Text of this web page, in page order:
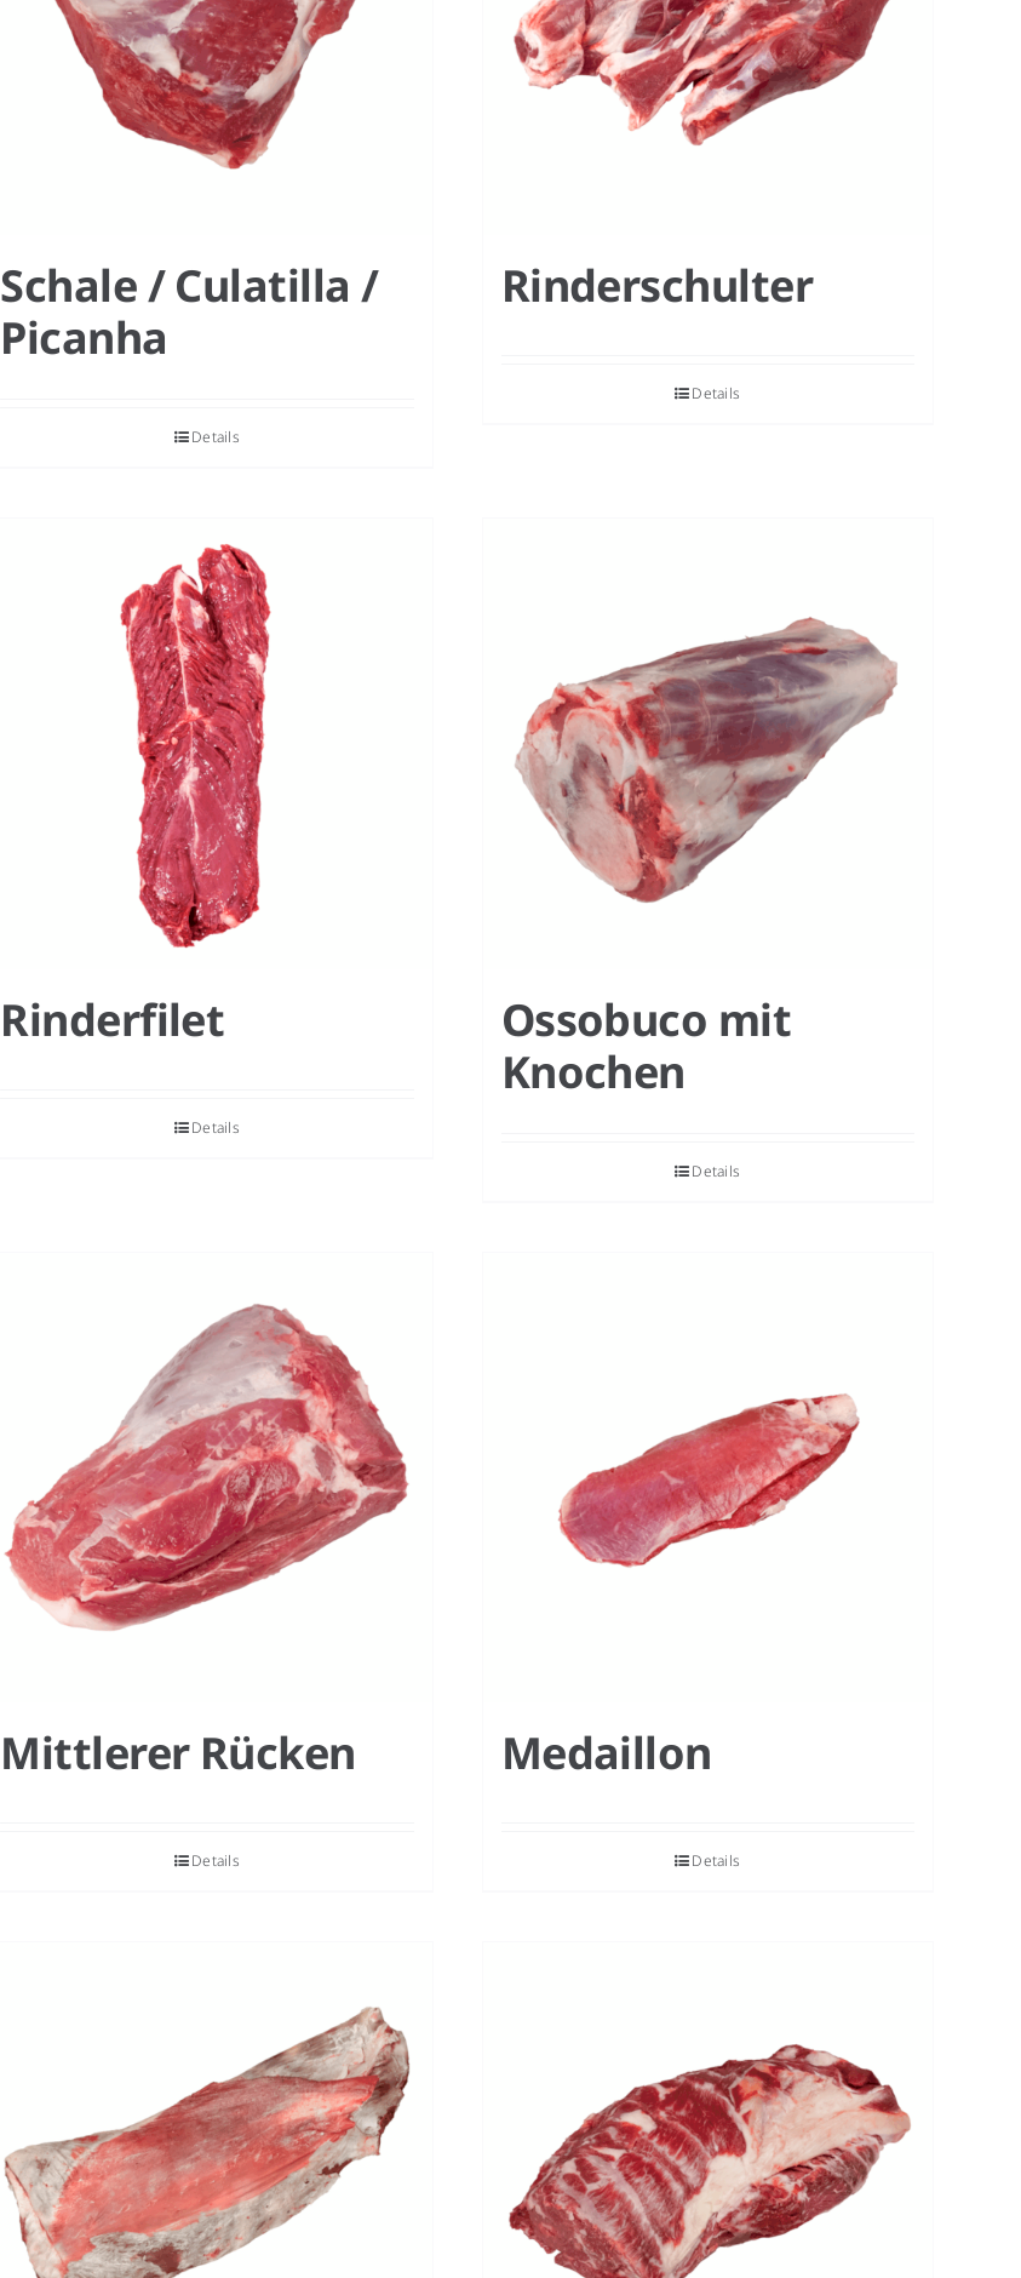
Schale / Culatilla /
Picanha
Details
Rinderschulter
Details
Rinderfilet
Details
Ossobuco mit
Knochen
Details
Mittlerer Rücken
Details
Medaillon
Details